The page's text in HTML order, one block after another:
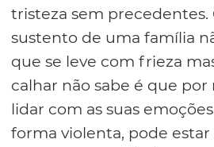
tristeza sem precedentes.
sustento de uma família
que se leve com frieza
calhar não sabe é que
lidar com as suas
forma violenta, pode